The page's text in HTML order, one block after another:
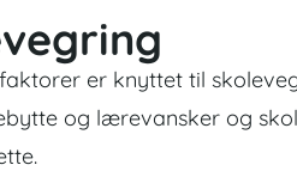
er knyttet til
og lærevansker og